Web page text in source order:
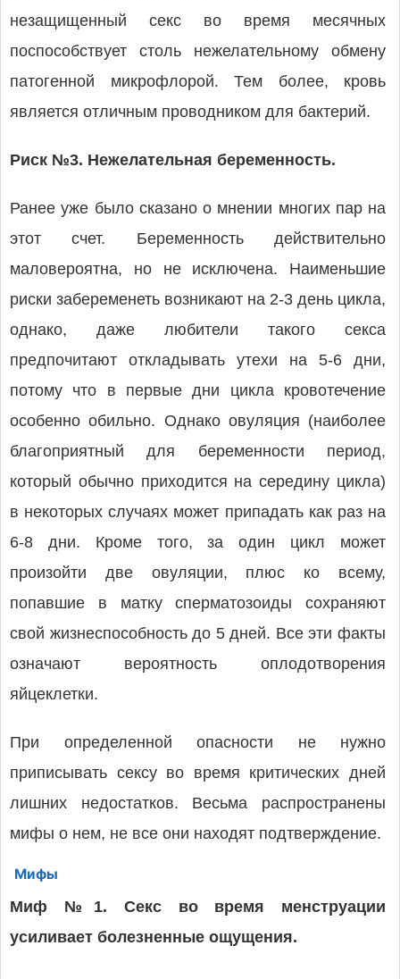
незащищенный секс во время месячных
поспособствует столь нежелательному обмену
патогенной микрофлорой. Тем более, кровь
является отличным проводником для бактерий.
Риск №3. Нежелательная беременность.
Ранее уже было сказано о мнении многих пар на
этот счет. Беременность действительно
маловероятна, но не исключена. Наименьшие
риски забеременеть возникают на 2-3 день цикла,
однако, даже любители такого секса
предпочитают откладывать утехи на 5-6 дни,
потому что в первые дни цикла кровотечение
особенно обильно. Однако овуляция (наиболее
благоприятный для беременности период,
который обычно приходится на середину цикла)
в некоторых случаях может припадать как раз на
6-8 дни. Кроме того, за один цикл может
произойти две овуляции, плюс ко всему,
попавшие в матку сперматозоиды сохраняют
свой жизнеспособность до 5 дней. Все эти факты
означают вероятность оплодотворения
яйцеклетки.
При определенной опасности не нужно
приписывать сексу во время критических дней
лишних недостатков. Весьма распространены
мифы о нем, не все они находят подтверждение.
Мифы
Миф №1. Секс во время менструации
усиливает болезненные ощущения.